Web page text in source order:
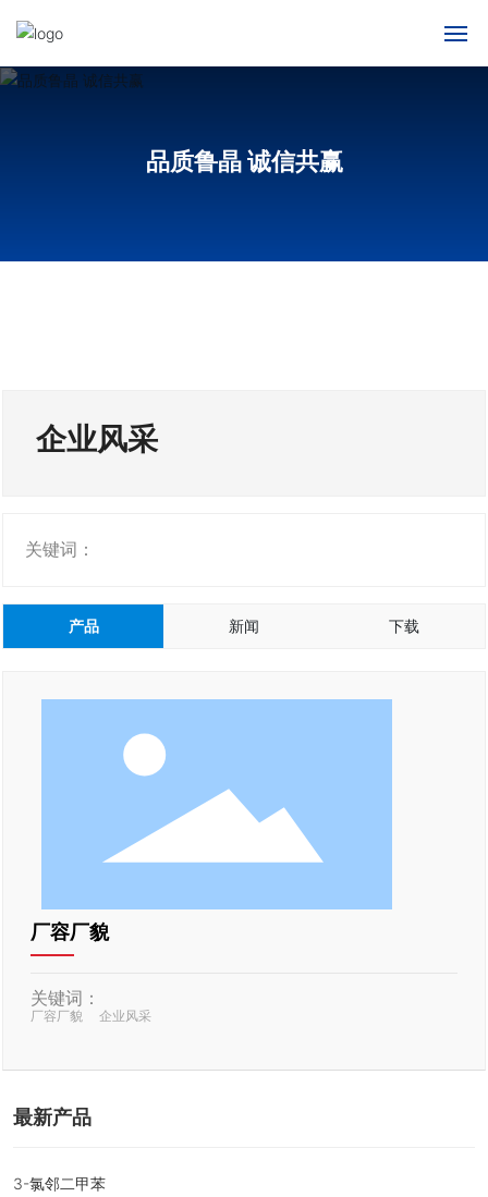
网站首页
新闻动态
English
品质鲁晶 诚信共赢
企业风采
关键词：
产品 新闻 下载
厂容厂貌
关键词：
厂容厂貌 企业风采
最新产品
3-氯邻二甲苯